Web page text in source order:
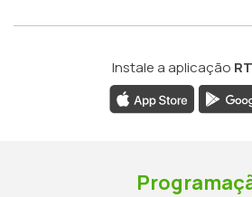
Instale a aplicação